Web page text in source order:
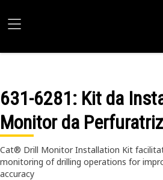
631-6281: Kit da
Monitor da Perfuratriz
Cat® Drill Monitor Installation Kit
monitoring of drilling operations for
accuracy